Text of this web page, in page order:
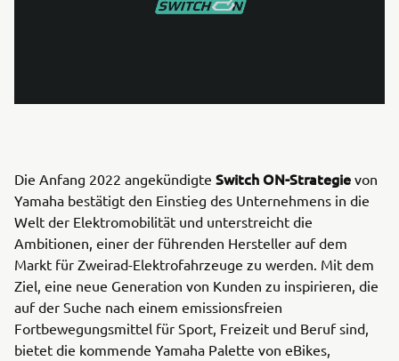
Die Anfang 2022 angekündigte Switch ON-Strategie von
Yamaha bestätigt den Einstieg des Unternehmens in die
Welt der Elektromobilität und unterstreicht die
Ambitionen, einer der führenden Hersteller auf dem
Markt für Zweirad-Elektrofahrzeuge zu werden. Mit dem
Ziel, eine neue Generation von Kunden zu inspirieren, die
auf der Suche nach einem emissionsfreien
Fortbewegungsmittel für Sport, Freizeit und Beruf sind,
bietet die kommende Yamaha Palette von eBikes,